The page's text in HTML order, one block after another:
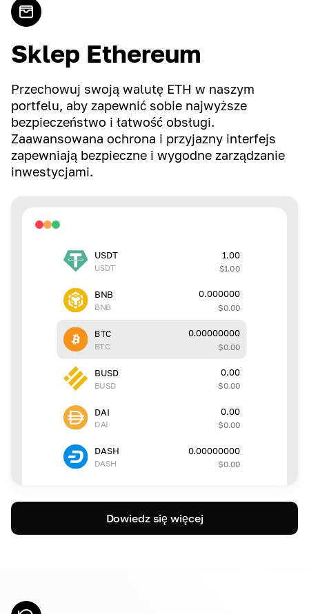
Sklep Ethereum
Przechowuj swoją walutę ETH w naszym
portfelu, aby zapewnić sobie najwyższe
bezpieczeństwo i łatwość obsługi.
Zaawansowana ochrona i przyjazny interfejs
zapewniają bezpieczne i wygodne zarządzanie
inwestycjami.
USDT
USDT
1.00
$1.00
BNB
BNB
0.000000
$0.00
BTC
BTC
0.00000000
$0.00
BUSD
BUSD
0.00
$0.00
DAI
DAI
0.00
$0.00
DASH
DASH
0.00000000
$0.00
Dowiedz się więcej